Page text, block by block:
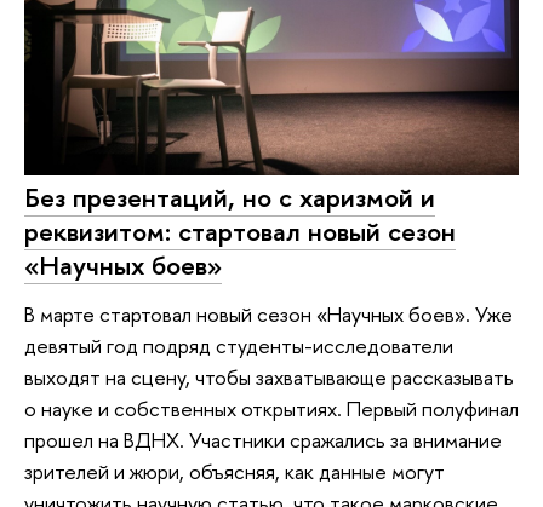
Без презентаций, но с харизмой и
реквизитом: стартовал новый сезон
«Научных боев»
В марте стартовал новый сезон «Научных боев». Уже
девятый год подряд студенты-исследователи
выходят на сцену, чтобы захватывающе рассказывать
о науке и собственных открытиях. Первый полуфинал
прошел на ВДНХ. Участники сражались за внимание
зрителей и жюри, объясняя, как данные могут